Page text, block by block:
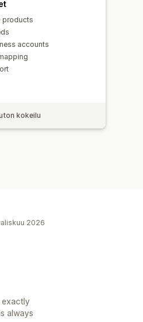
products
accounts
kokeilu
2026
exactly
always